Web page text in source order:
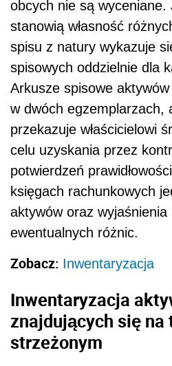
obcych nie są wyceniane.
stanowią własność
spisu z natury wykazuje
spisowych oddzielnie dla
Arkusze spisowe
w dwóch egzemplarzach,
przekazuje właścicielowi
celu uzyskania przez
potwierdzeń
księgach rachunkowych
aktywów oraz wyjaśnienia
ewentualnych różnic.
Zobacz: Inwentaryzacja
Inwentaryzacja
znajdujących się na
strzeżonym